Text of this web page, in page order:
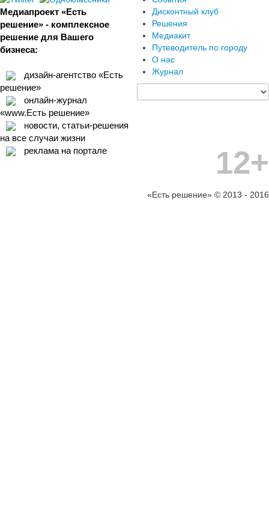
Медиапроект «Есть
решение» - комплексное
решение для Вашего
бизнеса:
дизайн-агентство «Есть
решение»
онлайн-журнал
«www.Есть решение»
новости, статьи-решения
на все случаи жизни
реклама на портале
Дисконтный клуб
Решения
Медиакит
Путеводитель по городу
О нас
Журнал
12+
«Есть решение» © 2013 - 2016